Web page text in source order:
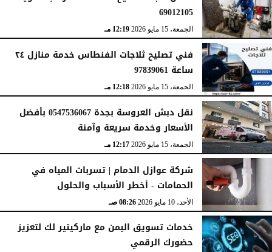
69012105
الجمعة، 15 مايو 2026 12:19 مـ
فني تصليح ثلاجات الفنطاس خدمة منازل ٢٤
ساعة 97839061
الجمعة، 15 مايو 2026 12:18 مـ
نقل دبش العروسة بجدة 0547536067 بأفضل
الأسعار وخدمة سريعة وآمنة
الجمعة، 15 مايو 2026 12:17 مـ
شركة عوازل الدمام | تسربات المياه في
الحمامات - أخطر الأسباب والحلول
الأحد، 10 مايو 2026 08:26 صـ
خدمات تسويق اليمن مع ماركيتير لك لتعزيز
حضورك الرقمي